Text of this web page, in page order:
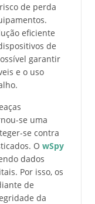
de perda
eficiente
de
garantir
e o uso
se uma
se contra
O wSpy
dados
Por isso, os
de
da